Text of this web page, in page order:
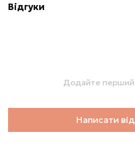
Відгуки
Додайте перший
Написати